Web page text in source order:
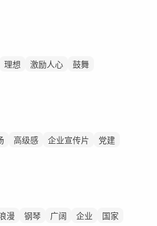
理想 激励人心
鼓舞
高级感 企业宣传片
党建
漫 钢琴 广阔 企业
国家